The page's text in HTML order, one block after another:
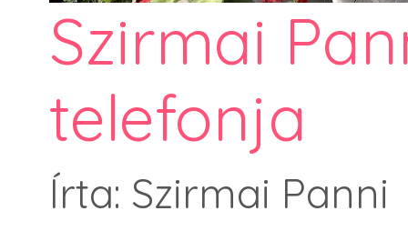
Szirmai
telefonja
Írta: Szirmai Panni